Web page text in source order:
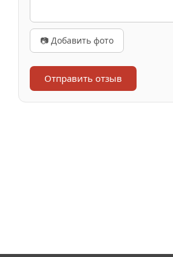
📷 Добавить фото
Отправить отзыв